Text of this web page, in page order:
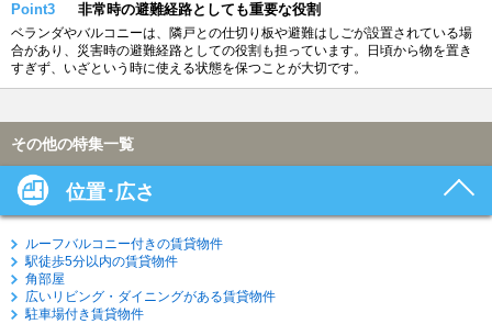
Point3 非常時の避難経路としても重要な役割
ベランダやバルコニーは、隣戸との仕切り板や避難はしごが設置されている場
合があり、災害時の避難経路としての役割も担っています。日頃から物を置き
すぎず、いざという時に使える状態を保つことが大切です。
その他の特集一覧
位置･広さ
ルーフバルコニー付きの賃貸物件
駅徒歩5分以内の賃貸物件
角部屋
広いリビング・ダイニングがある賃貸物件
駐車場付き賃貸物件